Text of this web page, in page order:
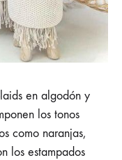
en algodón y
los tonos
como naranjas,
los estampados